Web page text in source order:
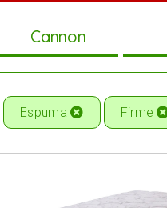
Cannon
Espuma Firme